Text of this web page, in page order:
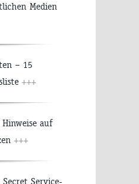
Medien
– 15
+++
auf
+++
Service-